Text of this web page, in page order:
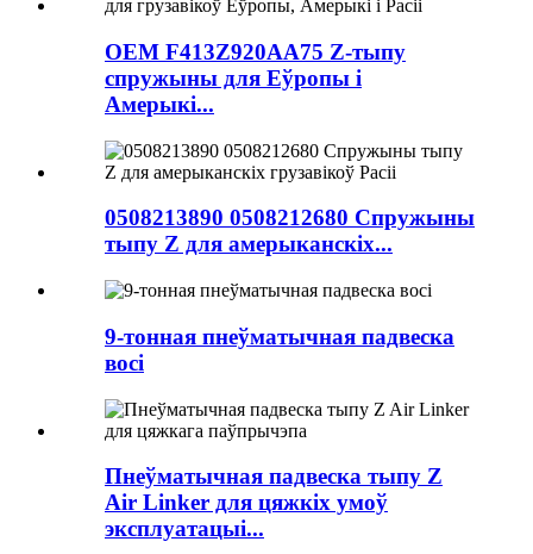
OEM F413Z920AA75 Z-тыпу
спружыны для Еўропы і
Амерыкі...
0508213890 0508212680 Спружыны
тыпу Z для амерыканскіх...
9-тонная пнеўматычная падвеска
восі
Пнеўматычная падвеска тыпу Z
Air Linker для цяжкіх умоў
эксплуатацыі...